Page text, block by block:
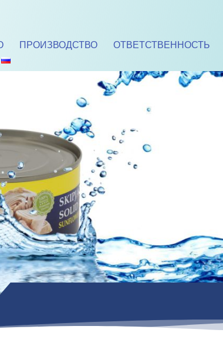
ПРОИЗВОДСТВО ОТВЕТСТВЕННОСТЬ